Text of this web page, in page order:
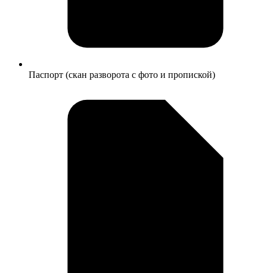
Паспорт (скан разворота с фото и пропиской)